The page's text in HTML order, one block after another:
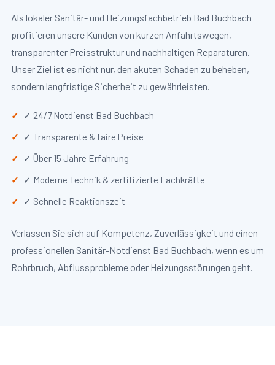
Als lokaler Sanitär- und Heizungsfachbetrieb Bad Buchbach
profitieren unsere Kunden von kurzen Anfahrtswegen,
transparenter Preisstruktur und nachhaltigen Reparaturen.
Unser Ziel ist es nicht nur, den akuten Schaden zu beheben,
sondern langfristige Sicherheit zu gewährleisten.
✓ 24/7 Notdienst Bad Buchbach
✓ Transparente & faire Preise
✓ Über 15 Jahre Erfahrung
✓ Moderne Technik & zertifizierte Fachkräfte
✓ Schnelle Reaktionszeit
Verlassen Sie sich auf Kompetenz, Zuverlässigkeit und einen
professionellen Sanitär-Notdienst Bad Buchbach, wenn es um
Rohrbruch, Abflussprobleme oder Heizungsstörungen geht.